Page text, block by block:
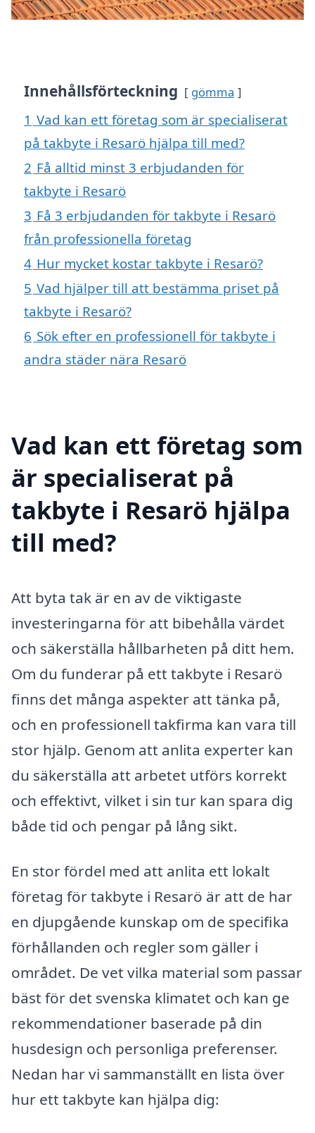
Innehållsförteckning gömma
1 Vad kan ett företag som är specialiserat
på takbyte i Resarö hjälpa till med?
2 Få alltid minst 3 erbjudanden för
takbyte i Resarö
3 Få 3 erbjudanden för takbyte i Resarö
från professionella företag
4 Hur mycket kostar takbyte i Resarö?
5 Vad hjälper till att bestämma priset på
takbyte i Resarö?
6 Sök efter en professionell för takbyte i
andra städer nära Resarö
Vad kan ett företag som
är specialiserat på
takbyte i Resarö hjälpa
till med?
Att byta tak är en av de viktigaste
investeringarna för att bibehålla värdet
och säkerställa hållbarheten på ditt hem.
Om du funderar på ett takbyte i Resarö
finns det många aspekter att tänka på,
och en professionell takfirma kan vara till
stor hjälp. Genom att anlita experter kan
du säkerställa att arbetet utförs korrekt
och effektivt, vilket i sin tur kan spara dig
både tid och pengar på lång sikt.
En stor fördel med att anlita ett lokalt
företag för takbyte i Resarö är att de har
en djupgående kunskap om de specifika
förhållanden och regler som gäller i
området. De vet vilka material som passar
bäst för det svenska klimatet och kan ge
rekommendationer baserade på din
husdesign och personliga preferenser.
Nedan har vi sammanställt en lista över
hur ett takbyte kan hjälpa dig: